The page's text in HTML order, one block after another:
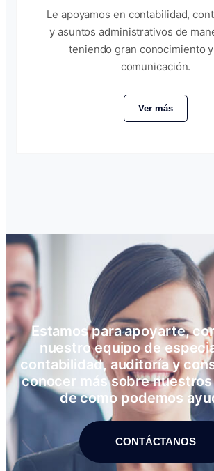
Le apoyamos en contabilidad,
y asuntos administrativos de
teniendo gran conocimiento
comunicación.
Ver más
Estamos para apoyarte,
nuestro equipo de
contabilidad, auditoría y
conocer más sobre nuestros
de como podemos
CONTÁCTANOS